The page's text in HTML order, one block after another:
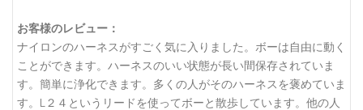
お客様のレビュー：
ナイロンのハーネスがすごく気に入りました。ボーは自由に動く
ことができます。ハーネスのいい状態が長い間保存されていま
す。簡単に浄化できます。多くの人がそのハーネスを褒めていま
す。L２４というリードを使ってボーと散歩しています。他の人